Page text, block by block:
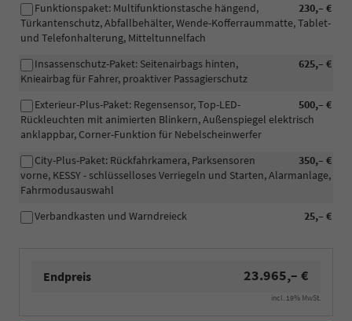
230,– €
Funktionspaket: Multifunktionstasche hängend,
Türkantenschutz, Abfallbehälter, Wende-Kofferraummatte, Tablet-
und Telefonhalterung, Mitteltunnelfach
625,– €
Insassenschutz-Paket: Seitenairbags hinten,
Knieairbag für Fahrer, proaktiver Passagierschutz
500,– €
Exterieur-Plus-Paket: Regensensor, Top-LED-
Rückleuchten mit animierten Blinkern, Außenspiegel elektrisch
anklappbar, Corner-Funktion für Nebelscheinwerfer
350,– €
City-Plus-Paket: Rückfahrkamera, Parksensoren
vorne, KESSY - schlüsselloses Verriegeln und Starten, Alarmanlage,
Fahrmodusauswahl
25,– €
Verbandkasten und Warndreieck
Endpreis 23.965,– €
incl. 19% MwSt.